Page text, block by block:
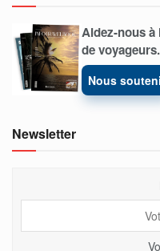
Aidez-nous
de voyageurs.
Nous
Newsletter